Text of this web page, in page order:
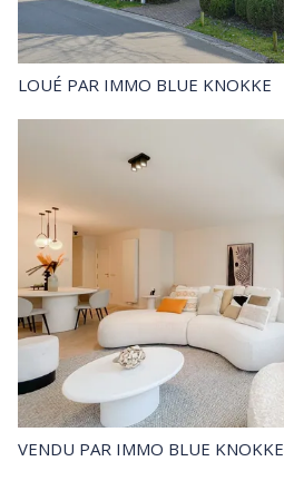
LOUÉ PAR IMMO BLUE KNOKKE
VENDU PAR IMMO BLUE KNOKKE